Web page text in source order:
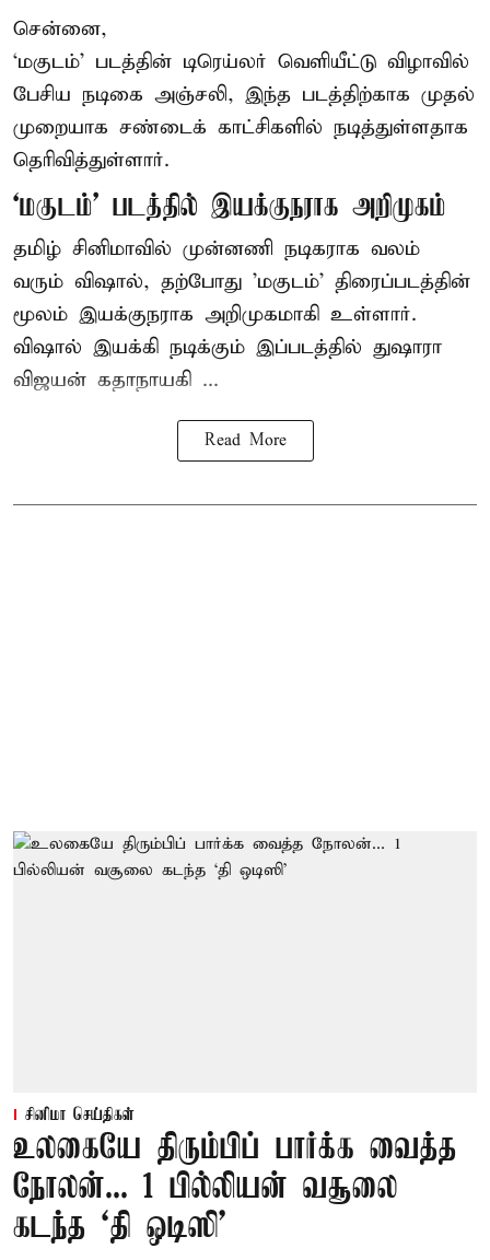
சென்னை,
‘மகுடம்’ படத்தின் டிரெய்லர் வெளியீட்டு விழாவில்
பேசிய நடிகை அஞ்சலி, இந்த படத்திற்காக முதல்
முறையாக சண்டைக் காட்சிகளில் நடித்துள்ளதாக
தெரிவித்துள்ளார்.
‘மகுடம்’ படத்தில் இயக்குநராக அறிமுகம்
தமிழ் சினிமாவில் முன்னணி நடிகராக வலம்
வரும் விஷால், தற்போது 'மகுடம்' திரைப்படத்தின்
மூலம் இயக்குநராக அறிமுகமாகி உள்ளார்.
விஷால் இயக்கி நடிக்கும் இப்படத்தில் துஷாரா
விஜயன் கதாநாயகி ...
Read More
சினிமா செய்திகள்
உலகையே திரும்பிப் பார்க்க வைத்த
நோலன்... 1 பில்லியன் வசூலை
கடந்த ‘தி ஒடிஸி’